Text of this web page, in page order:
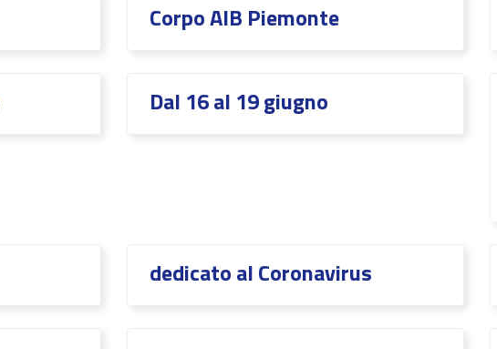
Corpo AIB Piemonte
Dal 16 al 19 giugno
dedicato al Coronavirus